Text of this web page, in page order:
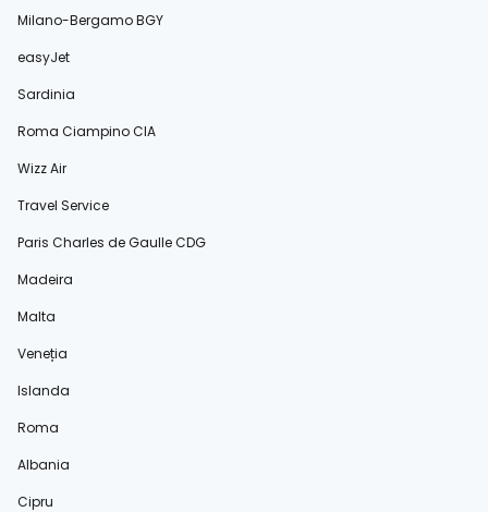
Milano-Bergamo BGY
easyJet
Sardinia
Roma Ciampino CIA
Wizz Air
Travel Service
Paris Charles de Gaulle CDG
Madeira
Malta
Veneția
Islanda
Roma
Albania
Cipru